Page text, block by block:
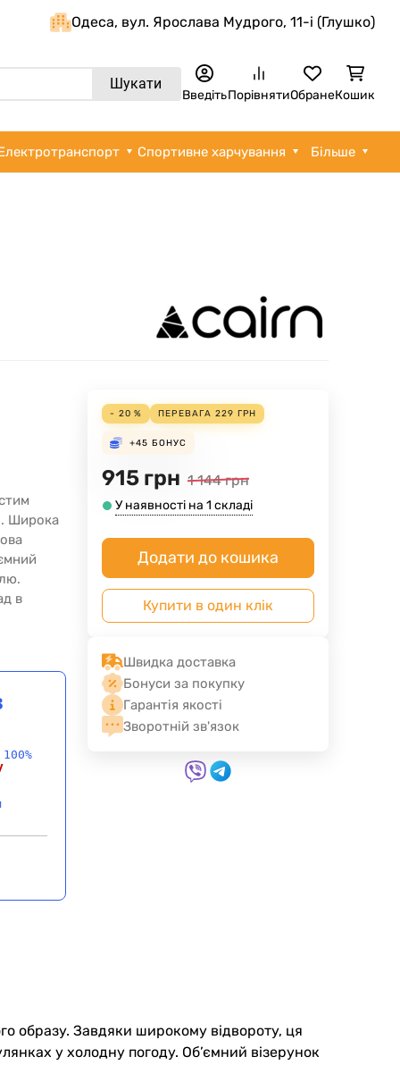
Одеса, вул. Ярослава Мудрого, 11-i (Глушко)
Шукати
ВведітьПорівнятиОбранеКошик
Спортивне харчування Більше
Широка
в
- 20 % ПЕРЕВАГА 229 ГРН
+45 БОНУС
915 грн 1 144 грн
У наявності на 1 складі
Додати до кошика
Купити в один клік
Швидка доставка
Бонуси за покупку
Гарантія якості
Зворотній зв'язок
образу. Завдяки широкому відвороту, ця
у холодну погоду. Об’ємний візерунок